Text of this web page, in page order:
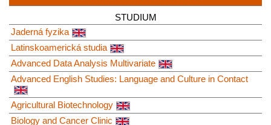
STUDIUM
Jaderná fyzika
Latinskoamerická studia
Advanced Data Analysis Multivariate
Advanced English Studies: Language and Culture in Contact
Agricultural Biotechnology
Biology and Cancer Clinic